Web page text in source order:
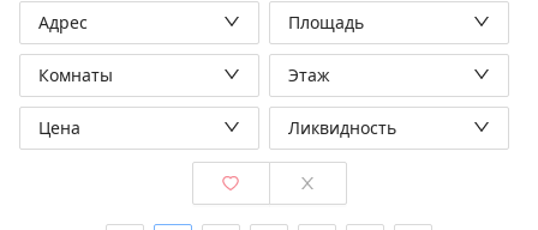
Адрес Площадь
Комнаты Этаж
Цена Ликвидность